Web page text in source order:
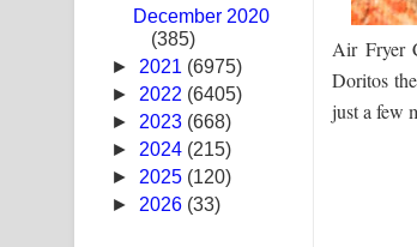
Raawaya Song Lyrics - රාවය
Saddeta Denna Song Lyrics -
Kaalaya Song Lyrics - කාලය
December 2020
(385)
► 2021 (6975)
► 2022 (6405)
► 2023 (668)
► 2024 (215)
► 2025 (120)
► 2026 (33)
Air Fryer
Doritos
just a few